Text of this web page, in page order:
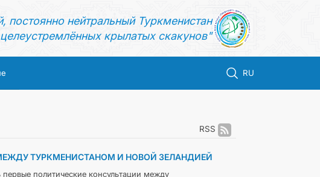
нейтральный Туркменистан
крылатых скакунов"
RU
RSS
ТУРКМЕНИСТАНОМ И НОВОЙ ЗЕЛАНДИЕЙ
политические консультации между